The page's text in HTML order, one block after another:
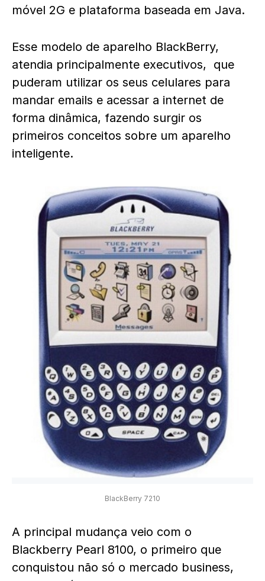
móvel 2G e plataforma baseada em Java.
Esse modelo de aparelho BlackBerry,
atendia principalmente executivos, que
puderam utilizar os seus celulares para
mandar emails e acessar a internet de
forma dinâmica, fazendo surgir os
primeiros conceitos sobre um aparelho
inteligente.
BlackBerry 7210
A principal mudança veio com o
Blackberry Pearl 8100, o primeiro que
conquistou não só o mercado business,